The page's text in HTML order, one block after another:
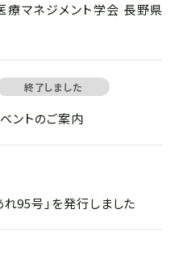
マネジメント学会 長野県
終了しました
ントのご案内
95号」を発行しました